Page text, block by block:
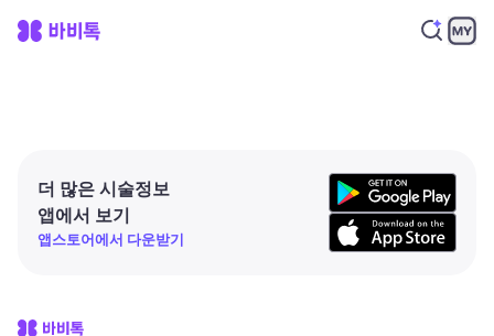
더 많은 시술정보
앱에서 보기
앱스토어에서 다운받기